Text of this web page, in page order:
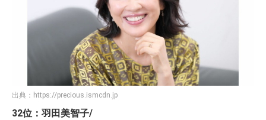
出典： https://precious.ismcdn.jp
32位：羽田美智子/